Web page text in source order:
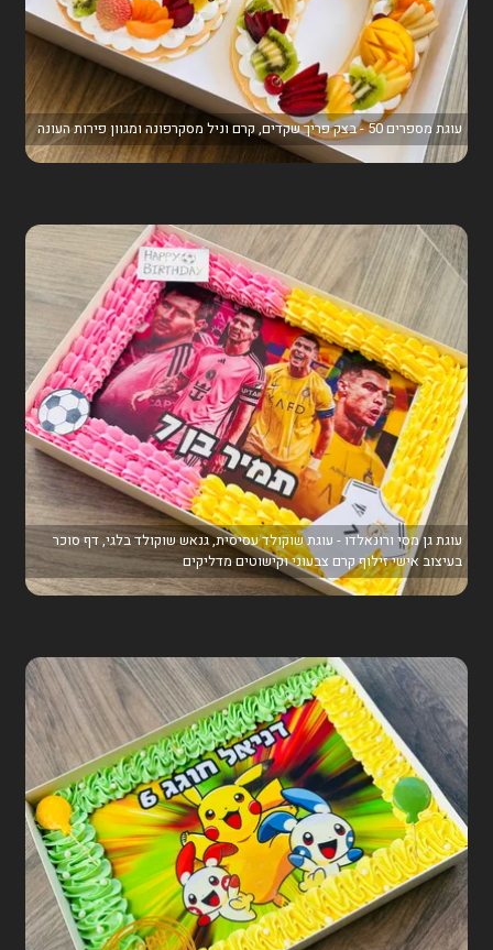
עוגת מספרים 50 - בצק פריך שקדים, קרם וניל מסקרפונה ומגוון פירות העונה
עוגת גן מסי ורונאלדו - עוגת שוקולד עסיסית, גנאש שוקולד בלגי, דף סוכר
בעיצוב אישי זילוף קרם צבעוני וקישוטים מדליקים